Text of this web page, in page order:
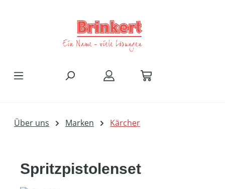
Über uns Marken Kärcher
Spritzpistolenset